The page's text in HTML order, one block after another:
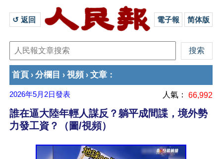
↺ 返回 電子報 简体版
首頁 › 分欄目 › 視頻 › 文章 ：
2026年5月2日發表 人氣： 66,992
誰在逼大陸年輕人謀反？躺平成間諜，境外勢
力發工資？（圖/視頻）